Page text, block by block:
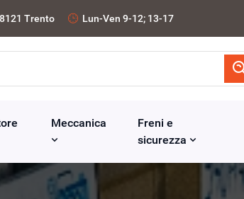
Trento Lun-Ven 9-12; 13-17
Meccanica
Freni e
sicurezza